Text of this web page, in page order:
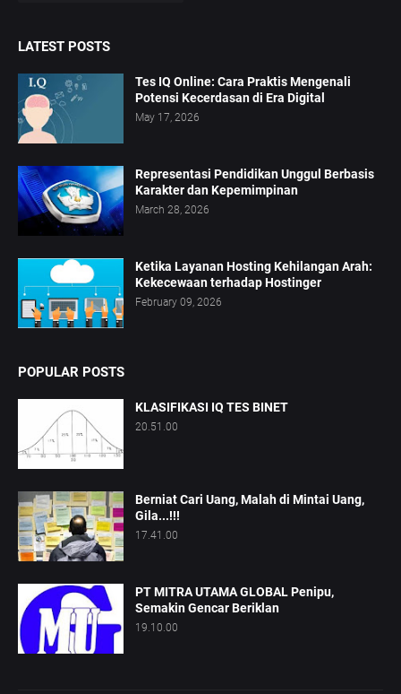
LATEST POSTS
Tes IQ Online: Cara Praktis Mengenali
Potensi Kecerdasan di Era Digital
May 17, 2026
Representasi Pendidikan Unggul Berbasis
Karakter dan Kepemimpinan
March 28, 2026
Ketika Layanan Hosting Kehilangan Arah:
Kekecewaan terhadap Hostinger
February 09, 2026
POPULAR POSTS
KLASIFIKASI IQ TES BINET
20.51.00
Berniat Cari Uang, Malah di Mintai Uang,
Gila...!!!
17.41.00
PT MITRA UTAMA GLOBAL Penipu,
Semakin Gencar Beriklan
19.10.00